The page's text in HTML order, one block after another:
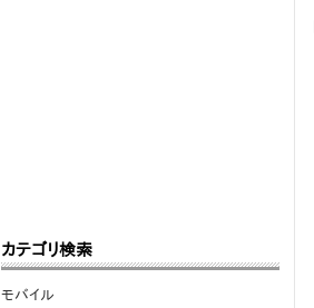
カテゴリ検索
モバイル